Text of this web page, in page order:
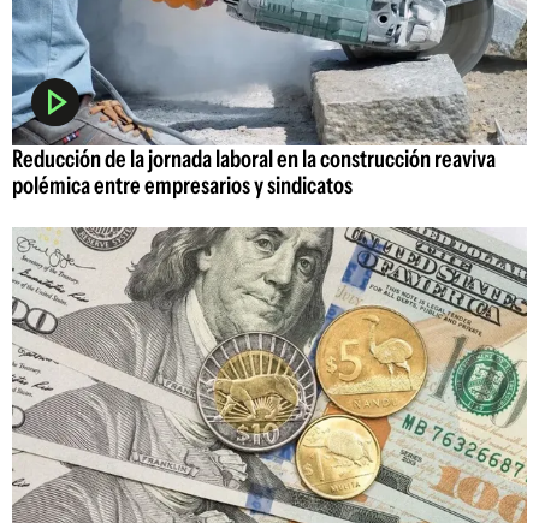
Reducción de la jornada laboral en la construcción reaviva
polémica entre empresarios y sindicatos